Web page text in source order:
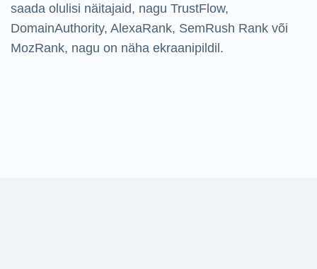
saada olulisi näitajaid, nagu TrustFlow,
DomainAuthority, AlexaRank, SemRush Rank või
MozRank, nagu on näha ekraanipildil.